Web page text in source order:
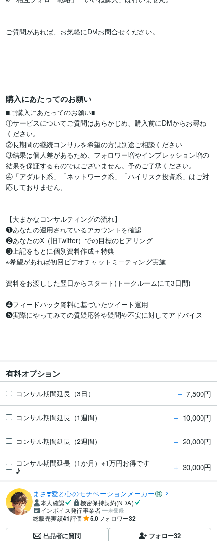
ご質問があれば、お気軽にDMお問合せください。
購入にあたってのお願い
■ご購入にあたってのお願い■
①サービスについてご質問はあらかじめ、購入前にDMからお尋ね
ください。
②長期間の継続コンサルを希望の方は別途ご相談ください
③結果は個人差があるため、フォロワー増やインプレッション増の
結果を保証するものではございません。予めご了承ください。
④「アダルト系」「ネットワーク系」「ハイリスク投資系」はご対
応しておりません。
【大まかなコンサルティングの流れ】
❶あなたの運用されているアカウントを確認
❷あなたのX（旧Twitter）での目標のヒアリング
❸上記をもとに個別資料作成＋特典
※希望があれば初回ビデオチャットミーティング実施
資料をお渡しした翌日からスタート(トークルームにて3日間)
❹フィードバック資料に基づいたツイート運用
❺実際にやってみての質疑応答や疑問や不安に対してアドバイス
有料オプション
コンサル期間延長（3日） ＋ 7,500円
コンサル期間延長（1週間） ＋ 10,000円
コンサル期間延長（2週間） ＋ 20,000円
コンサル期間延長（1か月）※1万円お得です
♪
＋ 30,000円
まさ❣️愛と心のモチベーションメーカー
本人確認
機密保持契約(NDA)
インボイス発行事業者
未登録
総販売実績41評価 5.0フォロワー32
出品者に質問 フォロー32